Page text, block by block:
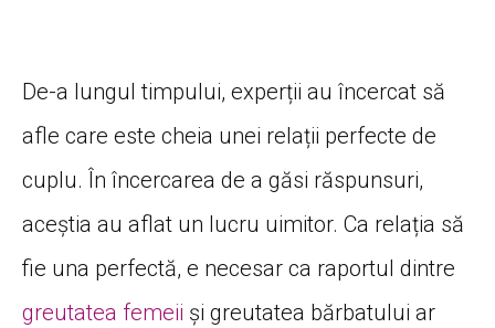
De-a lungul timpului, experții au încercat să
afle care este cheia unei relații perfecte de
cuplu. În încercarea de a găsi răspunsuri,
aceștia au aflat un lucru uimitor. Ca relația să
fie una perfectă, e necesar ca raportul dintre
greutatea femeii și greutatea bărbatului ar